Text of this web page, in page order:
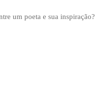
um poeta e sua inspiração?